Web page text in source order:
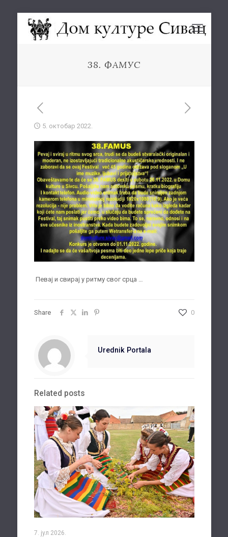
38. ФАМУС
5. октобар 2022.
Певај и свирај у ритму свог срца …
Share 0
Urednik Portala
Related posts
7. јул 2026.